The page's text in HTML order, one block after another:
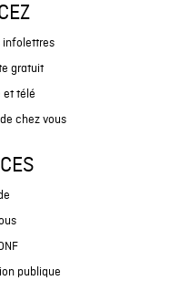
infolettres
gratuit
et télé
chez vous
publique